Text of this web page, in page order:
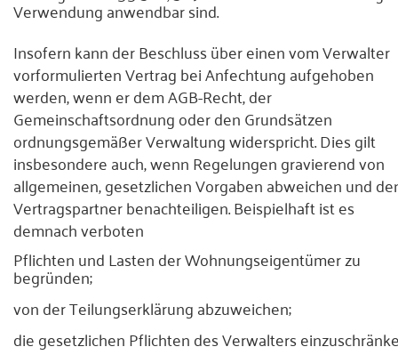
Verwendung anwendbar sind.
Insofern kann der Beschluss über einen vom Verwalter
vorformulierten Vertrag bei Anfechtung aufgehoben
werden, wenn er dem AGB-Recht, der
Gemeinschaftsordnung oder den Grundsätzen
ordnungsgemäßer Verwaltung widerspricht. Dies gilt
insbesondere auch, wenn Regelungen gravierend von
allgemeinen, gesetzlichen Vorgaben abweichen und
Vertragspartner benachteiligen. Beispielhaft ist es
demnach verboten
Pflichten und Lasten der Wohnungseigentümer zu
begründen;
von der Teilungserklärung abzuweichen;
die gesetzlichen Pflichten des Verwalters